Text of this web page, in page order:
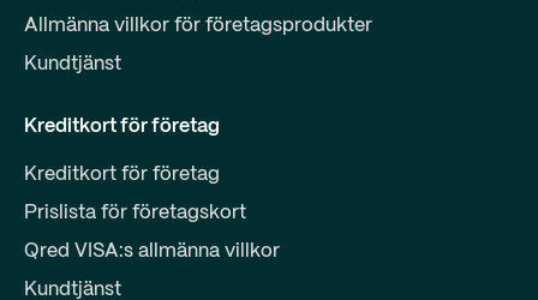
Allmänna villkor för företagsprodukter
Kundtjänst
Kreditkort för företag
Kreditkort för företag
Prislista för företagskort
Qred VISA:s allmänna villkor
Kundtjänst